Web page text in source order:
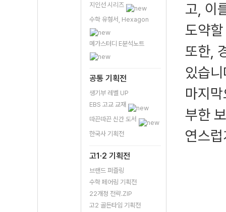
지인선 시리즈
수학 유형서, Hexagon
메가스터디 E분석노트
공통 기획전
생기부 레벨 UP
EBS 고교 교재
따끈따끈 신간 도서
한국사 기획전
고1·2 기획전
브랜드 퍼즐링
수학 페어링 기획전
22개정 전략.ZIP
고2 골든타임 기획전
고, 이
도약
또한,
있습
마지
부한
연스